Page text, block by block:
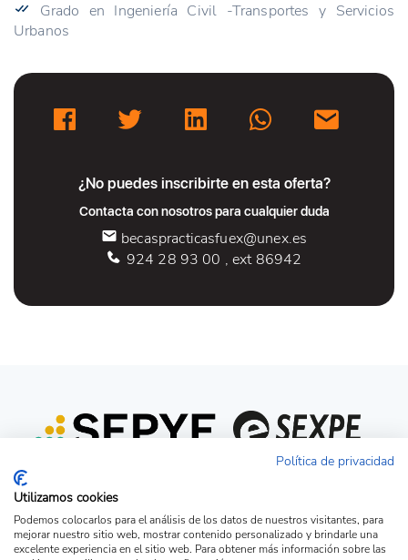
Grado en Ingeniería Civil -Transportes y Servicios
Urbanos
¿No puedes inscribirte en esta oferta?
Contacta con nosotros para cualquier duda
becaspracticasfuex@unex.es
924 28 93 00 , ext 86942
Política de privacidad
Utilizamos cookies
Podemos colocarlos para el análisis de los datos de nuestros visitantes, para
mejorar nuestro sitio web, mostrar contenido personalizado y brindarle una
excelente experiencia en el sitio web. Para obtener más información sobre las